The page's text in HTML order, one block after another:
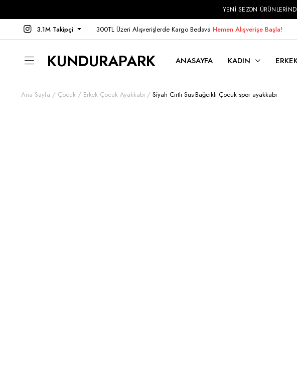
YENİ SEZON
3.1M Takipçi 300TL Üzeri Alışverişlerde Kargo BedavaHemen Alışverişe Başla!
KUNDURAPARK ANASAYFA KADIN
Ana Sayfa Çocuk Erkek Çocuk Ayakkabı Siyah Cırtlı Süs Bağcıklı Çocuk spor ayakkabı